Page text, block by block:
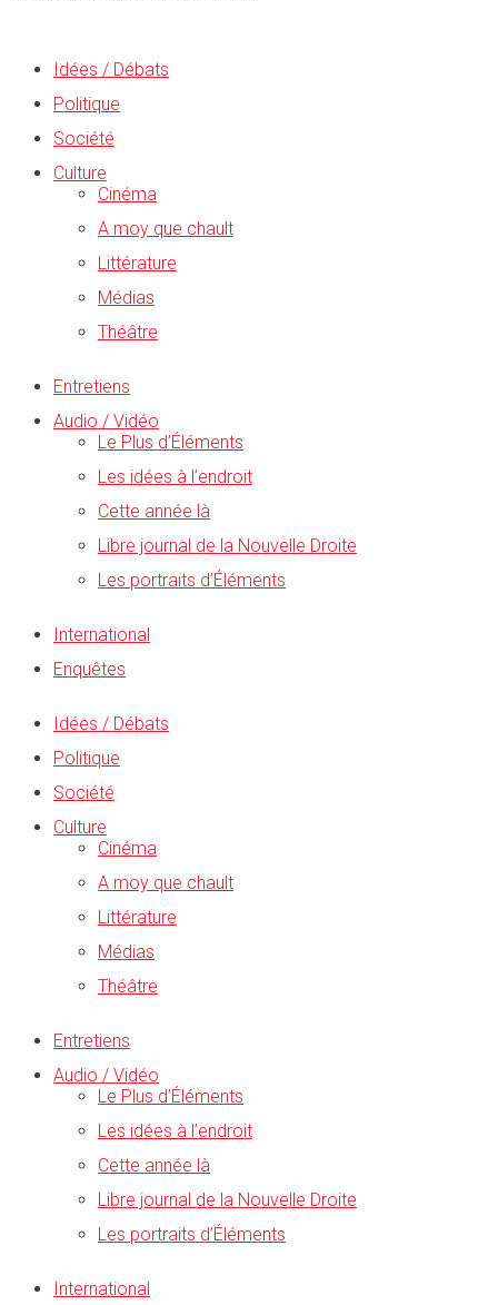
Idées / Débats
Politique
Société
Culture
Cinéma
A moy que chault
Littérature
Médias
Théâtre
Entretiens
Audio / Vidéo
Le Plus d’Éléments
Les idées à l’endroit
Cette année là
Libre journal de la Nouvelle Droite
Les portraits d’Éléments
International
Enquêtes
Idées / Débats
Politique
Société
Culture
Cinéma
A moy que chault
Littérature
Médias
Théâtre
Entretiens
Audio / Vidéo
Le Plus d’Éléments
Les idées à l’endroit
Cette année là
Libre journal de la Nouvelle Droite
Les portraits d’Éléments
International